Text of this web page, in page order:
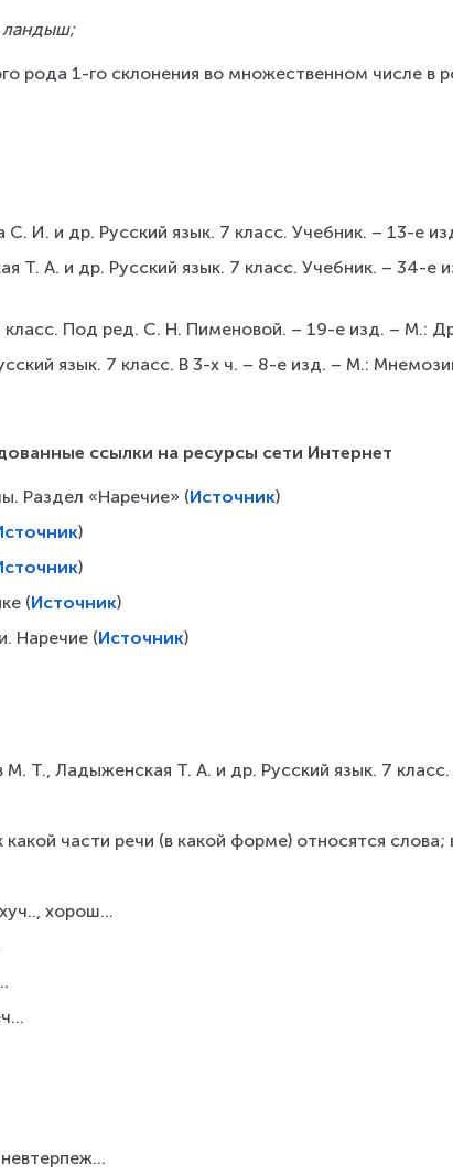
ландыш;
рода 1-го склонения во множественном числе в
С. И. и др. Русский язык. 7 класс. Учебник. – 13-е
Т. А. и др. Русский язык. 7 класс. Учебник. – 34-е
класс. Под ред. С. Н. Пименовой. – 19-е изд. – М.:
язык. 7 класс. В 3-х ч. – 8-е изд. – М.:
ссылки на ресурсы сети Интернет
Раздел «Наречие» (Источник)
)
)
(Источник)
Наречие (Источник)
М. Т., Ладыженская Т. А. и др. Русский язык. 7
части речи (в какой форме) относятся слова;
хорош...